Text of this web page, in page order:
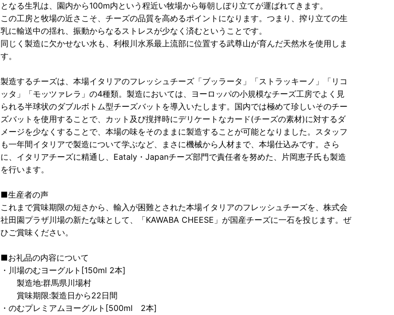
となる生乳は、園内から100m内という程近い牧場から毎朝しぼり立てが運ばれてきます。
この工房と牧場の近さこそ、チーズの品質を高めるポイントになります。つまり、搾り立ての生
乳に輸送中の揺れ、振動からなるストレスが少なく済むということです。
同じく製造に欠かせない水も、利根川水系最上流部に位置する武尊山が育んだ天然水を使用しま
す。
製造するチーズは、本場イタリアのフレッシュチーズ「ブッラータ」「ストラッキーノ」「リコ
ッタ」「モッツァレラ」の4種類。製造においては、ヨーロッパの小規模なチーズ工房でよく見
られる半球状のダブルボトム型チーズバットを導入いたします。国内では極めて珍しいそのチー
ズバットを使用することで、カット及び撹拌時にデリケートなカード(チーズの素材)に対するダ
メージを少なくすることで、本場の味をそのままに製造することが可能となりました。スタッフ
も一年間イタリアで製造について学ぶなど、まさに機械から人材まで、本場仕込みです。さら
に、イタリアチーズに精通し、Eataly・Japanチーズ部門で責任者を努めた、片岡恵子氏も製造
を行います。
■生産者の声
これまで賞味期限の短さから、輸入が困難とされた本場イタリアのフレッシュチーズを、株式会
社田園プラザ川場の新たな味として、「KAWABA CHEESE」が国産チーズに一石を投じます。ぜ
ひご賞味ください。
■お礼品の内容について
・川場のむヨーグルト[150ml 2本]
製造地:群馬県川場村
賞味期限:製造日から22日間
・のむプレミアムヨーグルト[500ml 2本]